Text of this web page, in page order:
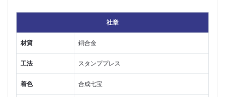
社章
材質 銅合金
工法 スタンププレス
着色 合成七宝